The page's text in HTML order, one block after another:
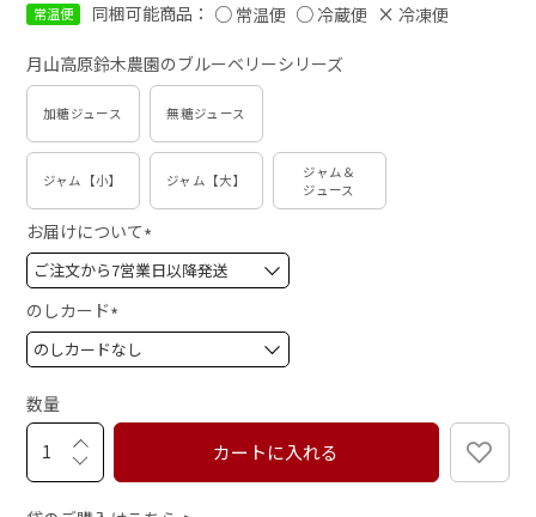
常温便 同梱可能商品： 常温便 冷蔵便 冷凍便
月山高原鈴木農園のブルーベリーシリーズ
加糖ジュース 無糖ジュース
ジャム【小】 ジャム【大】
ジャム＆
ジュース
お届けについて
(
必
)
のしカード
(
必
数量
カートに入れる